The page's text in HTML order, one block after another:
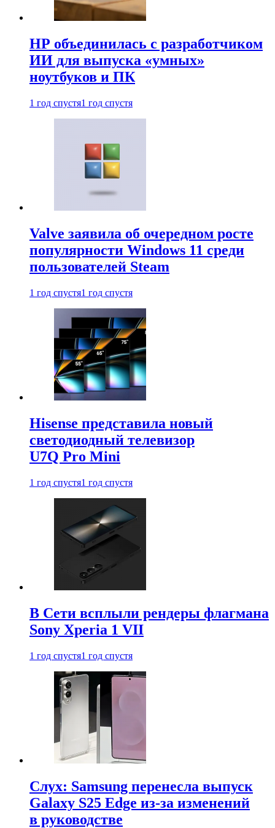
HP объединилась с разработчиком
ИИ для выпуска «умных»
ноутбуков и ПК
1 год спустя1 год спустя
Valve заявила об очередном росте
популярности Windows 11 среди
пользователей Steam
1 год спустя1 год спустя
Hisense представила новый
светодиодный телевизор
U7Q Pro Mini
1 год спустя1 год спустя
В Сети всплыли рендеры флагмана
Sony Xperia 1 VII
1 год спустя1 год спустя
Слух: Samsung перенесла выпуск
Galaxy S25 Edge из-за изменений
в руководстве